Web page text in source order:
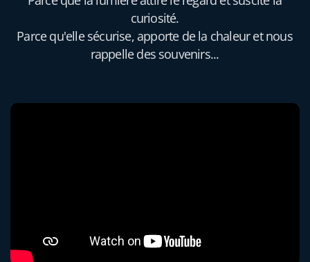
curiosité.
Parce qu'elle sécurise, apporte de la chaleur et nous
rappelle des souvenirs...